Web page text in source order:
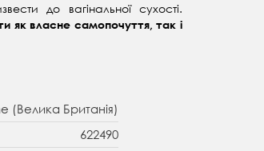
до вагінальної сухості.
як власне самопочуття, так і
(Велика Британія)
622490